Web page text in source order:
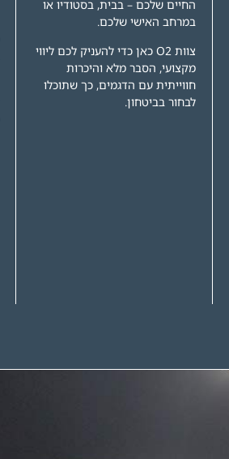
החיים שלכם – בבית, בסטודיו או
במרחב האישי שלכם.
צוות O2 כאן כדי להעניק לכם ליווי
מקצועי, הסבר מלא והיכרות
חווייתית עם הדגמים, כך שתוכלו
לבחור בביטחון.